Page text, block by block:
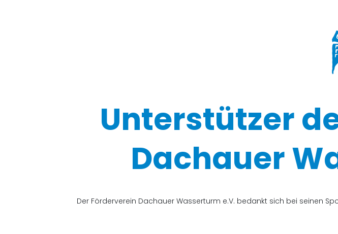
Unterstützer
Dachauer
Der Förderverein Dachauer Wasserturm e.V. bedankt sich bei seinen